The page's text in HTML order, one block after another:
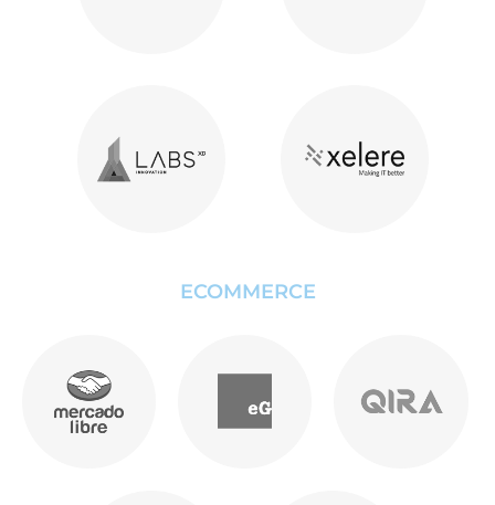
ECOMMERCE